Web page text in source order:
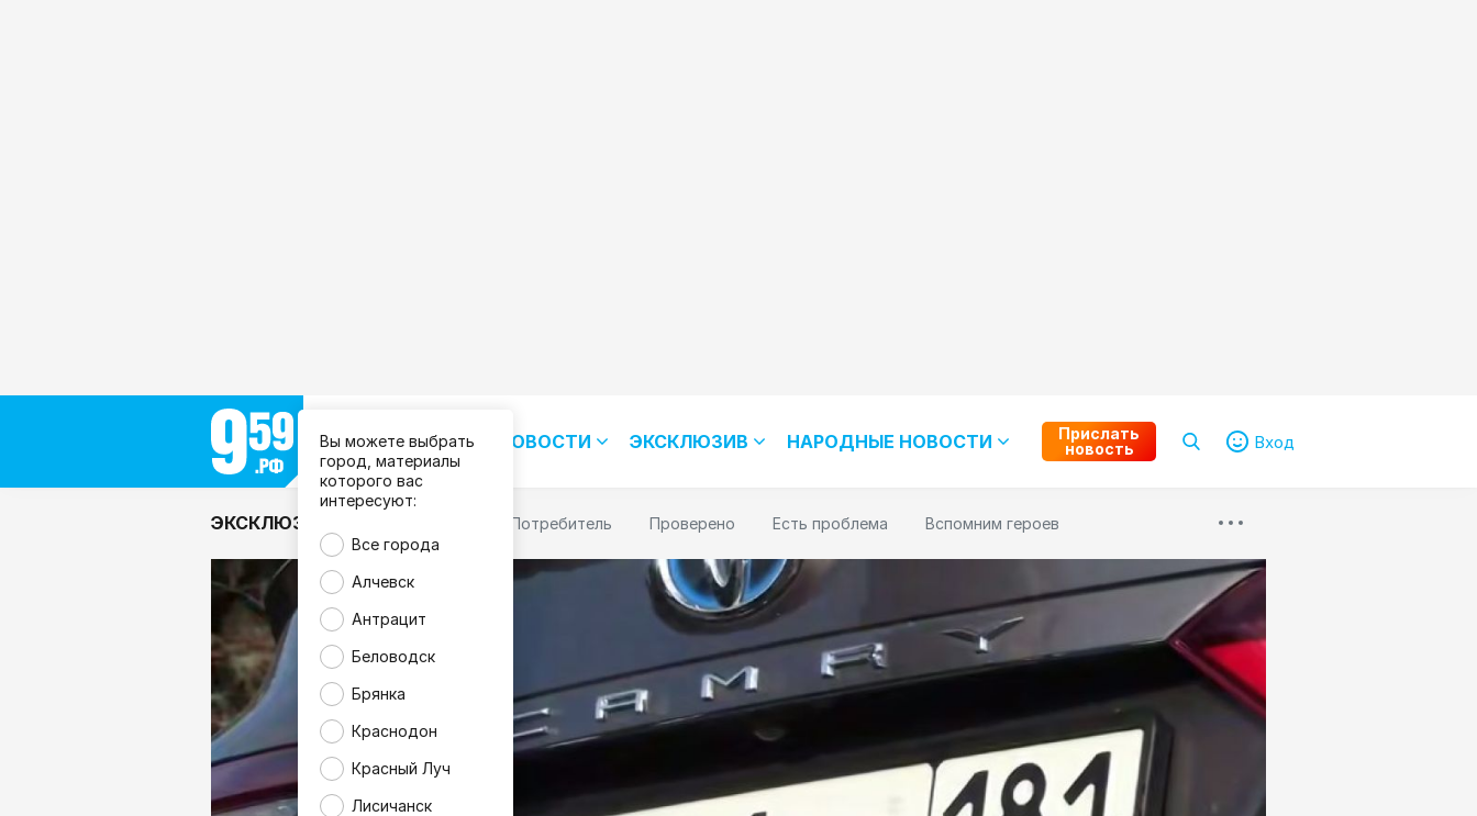
Все города
Вы можете выбрать
город, материалы
которого вас
интересуют:
Все города
Алчевск
Антрацит
Беловодск
Брянка
Краснодон
Красный Луч
Лисичанск
НОВОСТИ ЭКСКЛЮЗИВ НАРОДНЫЕ НОВОСТИ
Прислать
новость
Вход
ЭКСКЛЮЗИВ Потребитель Проверено Есть проблема Вспомним героев